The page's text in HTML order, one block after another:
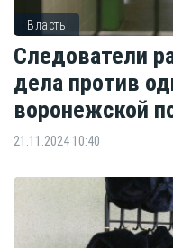
Власть
Следователи
дела против
воронежской
21.11.2024 10:40